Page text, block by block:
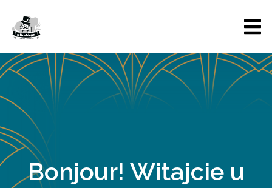
Bonjour! Witajcie u